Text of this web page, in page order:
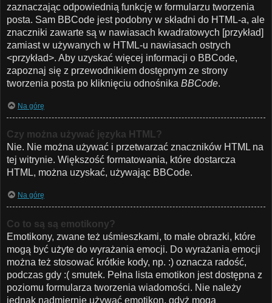
zaznaczając odpowiednią funkcję w formularzu tworzenia
posta. Sam BBCode jest podobny w składni do HTML-a, ale
znaczniki zawarte są w nawiasach kwadratowych [przykład]
zamiast w używanych w HTML-u nawiasach ostrych
<przykład>. Aby uzyskać więcej informacji o BBCode,
zapoznaj się z przewodnikiem dostępnym ze strony
tworzenia posta po kliknięciu odnośnika BBCode.
Na górę
Czy można używać języka HTML?
Nie. Nie można używać i przetwarzać znaczników HTML na
tej witrynie. Większość formatowania, które dostarcza
HTML, można uzyskać, używając BBCode.
Na górę
Co to są są emotikony?
Emotikony, zwane też uśmieszkami, to małe obrazki, które
mogą być użyte do wyrażania emocji. Do wyrażania emocji
można też stosować krótkie kody, np. :) oznacza radość,
podczas gdy :( smutek. Pełna lista emotikon jest dostępna z
poziomu formularza tworzenia wiadomości. Nie należy
jednak nadmiernie używać emotikon, gdyż mogą